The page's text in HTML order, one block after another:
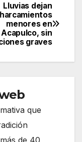
Lluvias dejan
menores en
Acapulco, sin
graves
que
de 40